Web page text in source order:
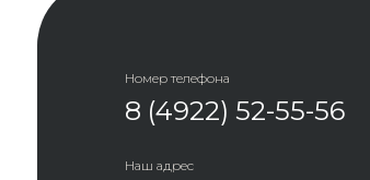
Номер телефона
8 (4922) 52-55-56
Наш адрес